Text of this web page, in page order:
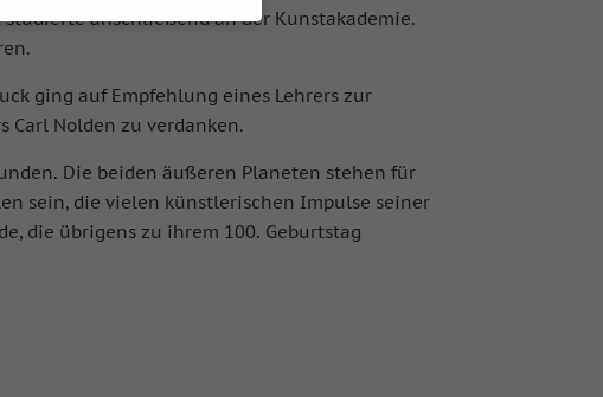
anschließend an der Kunstakademie.
ging auf Empfehlung eines Lehrers zur
Carl Nolden zu verdanken.
Die beiden äußeren Planeten stehen für
sein, die vielen künstlerischen Impulse seiner
die übrigens zu ihrem 100. Geburtstag
ihnen sind essenziell,
und Inhalte oder Anzeigen-
finden Sie in unserer
Einwilligung zu ganzen
Cookies